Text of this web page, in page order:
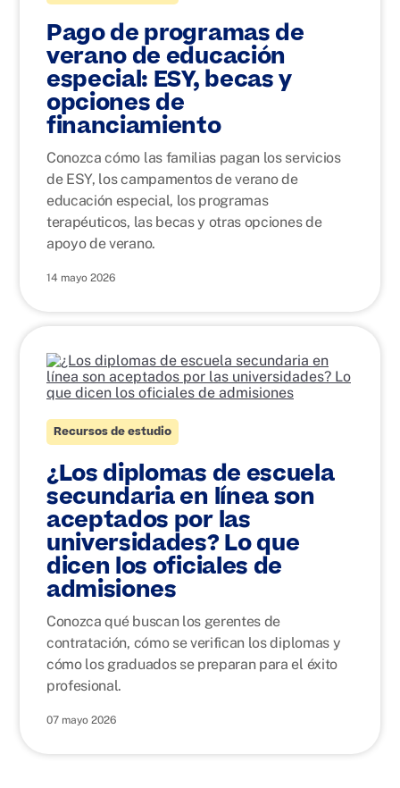
Pago de programas de
verano de educación
especial: ESY, becas y
opciones de
financiamiento
Conozca cómo las familias pagan los servicios
de ESY, los campamentos de verano de
educación especial, los programas
terapéuticos, las becas y otras opciones de
apoyo de verano.
14 mayo 2026
Recursos de estudio
¿Los diplomas de escuela
secundaria en línea son
aceptados por las
universidades? Lo que
dicen los oficiales de
admisiones
Conozca qué buscan los gerentes de
contratación, cómo se verifican los diplomas y
cómo los graduados se preparan para el éxito
profesional.
07 mayo 2026